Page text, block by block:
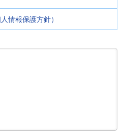
情報保護方針）